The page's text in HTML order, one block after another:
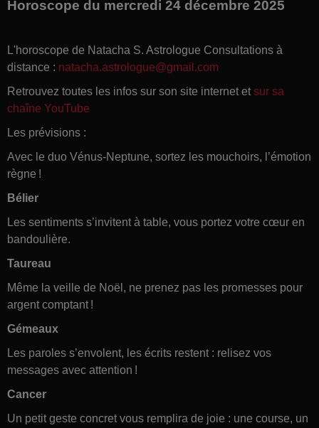
Horoscope du mercredi 24 décembre 2025
L'horoscope de Natacha S. Astrologue Consultations à
distance : natacha.astrologue@gmail.com
Retrouvez toutes les infos sur son site internet et sur sa
chaîne YouTube
Les prévisions :
Avec le duo Vénus-Neptune, sortez les mouchoirs, l’émotion
règne !
Bélier
Les sentiments s’invitent à table, vous portez votre cœur en
bandoulière.
Taureau
Même la veille de Noël, ne prenez pas les promesses pour
argent comptant !
Gémeaux
Les paroles s’envolent, les écrits restent : relisez vos
messages avec attention !
Cancer
Un petit geste concret vous remplira de joie : une course, un